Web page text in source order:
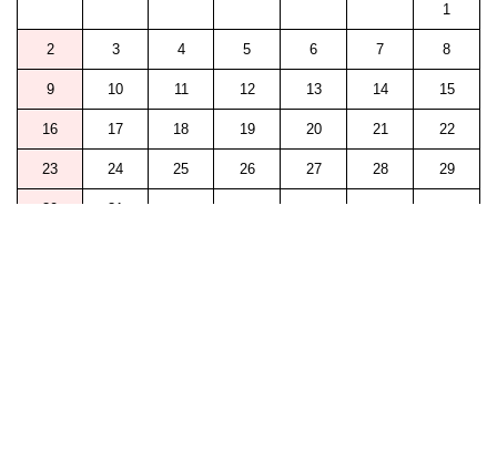
1
2 3 4 5 6 7 8
9 10 11 12 13 14 15
16 17 18 19 20 21 22
23 24 25 26 27 28 29
30 31